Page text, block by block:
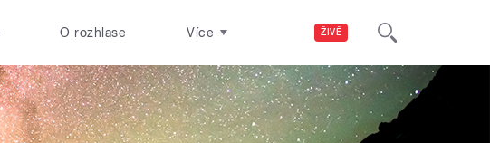
ŽIVĚ
O rozhlase Více